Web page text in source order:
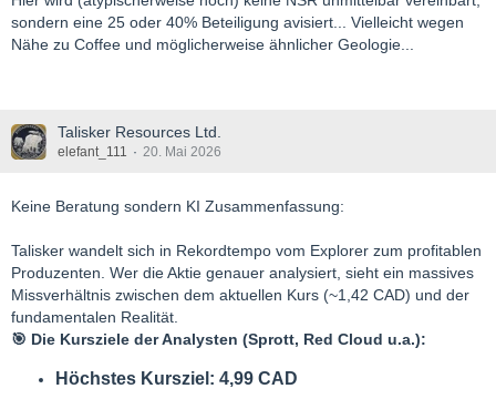
sondern eine 25 oder 40% Beteiligung avisiert... Vielleicht wegen
Nähe zu Coffee und möglicherweise ähnlicher Geologie...
Talisker Resources Ltd.
elefant_111 20. Mai 2026
Keine Beratung sondern KI Zusammenfassung:
Talisker wandelt sich in Rekordtempo vom Explorer zum profitablen
Produzenten. Wer die Aktie genauer analysiert, sieht ein massives
Missverhältnis zwischen dem aktuellen Kurs (~1,42 CAD) und der
fundamentalen Realität.
🎯 Die Kursziele der Analysten (Sprott, Red Cloud u.a.):
Höchstes Kursziel: 4,99 CAD